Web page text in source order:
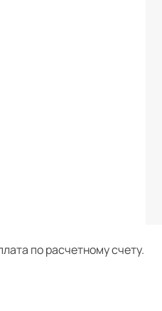
по расчетному счету.